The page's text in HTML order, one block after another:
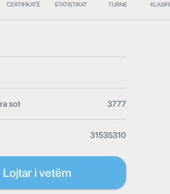
CERTIFIKATË STATISTIKAT TURNE
sot 3777
31535310
Lojtar i vetëm